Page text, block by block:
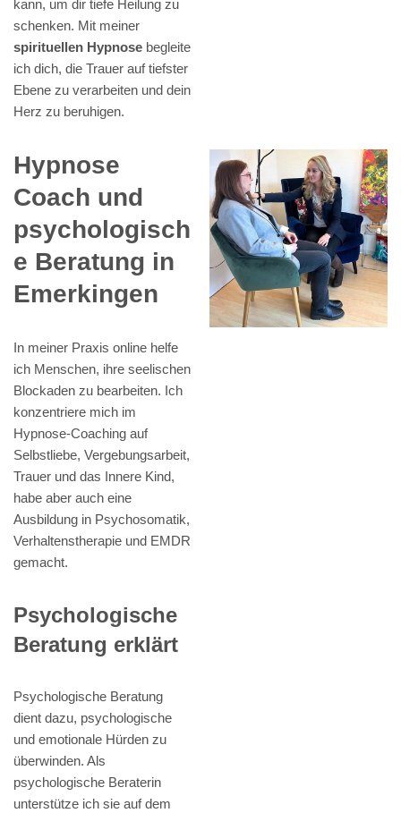
kann, um dir tiefe Heilung zu
schenken. Mit meiner
spirituellen Hypnose begleite
ich dich, die Trauer auf tiefster
Ebene zu verarbeiten und dein
Herz zu beruhigen.
Hypnose
Coach und
psychologisch
e Beratung in
Emerkingen
In meiner Praxis online helfe
ich Menschen, ihre seelischen
Blockaden zu bearbeiten. Ich
konzentriere mich im
Hypnose-Coaching auf
Selbstliebe, Vergebungsarbeit,
Trauer und das Innere Kind,
habe aber auch eine
Ausbildung in Psychosomatik,
Verhaltenstherapie und EMDR
gemacht.
Psychologische
Beratung erklärt
Psychologische Beratung
dient dazu, psychologische
und emotionale Hürden zu
überwinden. Als
psychologische Beraterin
unterstütze ich sie auf dem